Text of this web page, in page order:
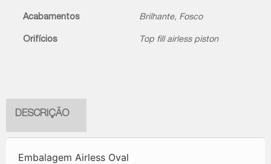
Acabamentos Brilhante, Fosco
Orifícios Top fill airless piston
DESCRIÇÃO
Embalagem Airless Oval